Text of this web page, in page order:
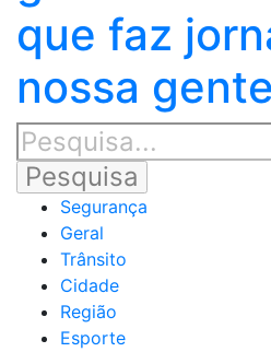
que faz
nossa
Segurança
Geral
Trânsito
Cidade
Região
Esporte